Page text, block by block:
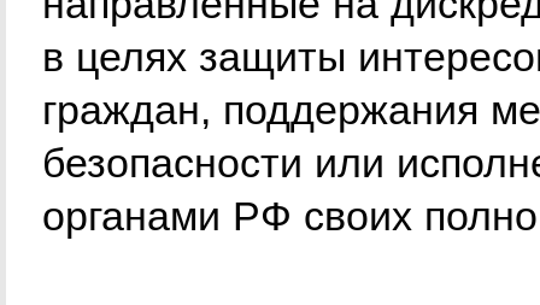
в целях защиты
граждан, поддержания
безопасности или
органами РФ своих